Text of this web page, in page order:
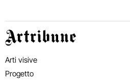
Artribune
Arti visive
Progetto